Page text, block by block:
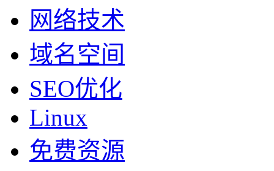
网络技术
域名空间
SEO优化
Linux
免费资源